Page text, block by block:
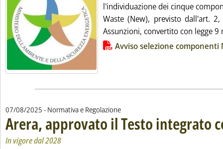
l'individuazione dei cinque
Waste (New), previsto dall'art.
Assunzioni, convertito con legge
Lista allegati PDF alla notiziaAvviso selezione componenti
07/08/2025 - Normativa e Regolazione
Arera, approvato il Testo integrato
In vigore dal 2028